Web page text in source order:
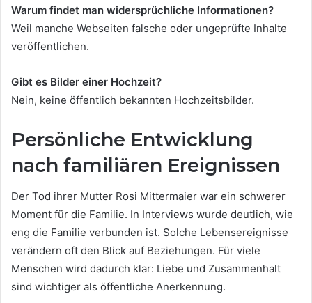
Warum findet man widersprüchliche Informationen?
Weil manche Webseiten falsche oder ungeprüfte Inhalte
veröffentlichen.
Gibt es Bilder einer Hochzeit?
Nein, keine öffentlich bekannten Hochzeitsbilder.
Persönliche Entwicklung
nach familiären Ereignissen
Der Tod ihrer Mutter Rosi Mittermaier war ein schwerer
Moment für die Familie. In Interviews wurde deutlich, wie
eng die Familie verbunden ist. Solche Lebensereignisse
verändern oft den Blick auf Beziehungen. Für viele
Menschen wird dadurch klar: Liebe und Zusammenhalt
sind wichtiger als öffentliche Anerkennung.